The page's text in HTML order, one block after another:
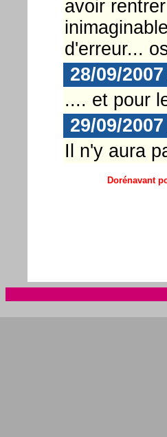
avoir
d'erreur...
28/09/
.... et pour
29/09/
Il n'y aura
Dorénavant